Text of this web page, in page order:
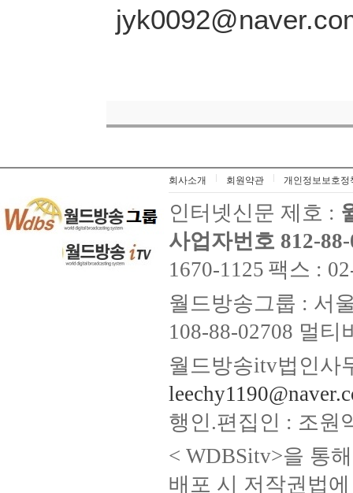
회사소개 회원약관 개인정보보호정
인터넷신문 제호 :
사업자번호 812-
1670-1125 팩스 :
월드방송그룹 : 서
108-88-02708 멀
월드방송itv법인사
행인.편집인 : 조원
< WDBSitv>을 통
배포 시 저작권법